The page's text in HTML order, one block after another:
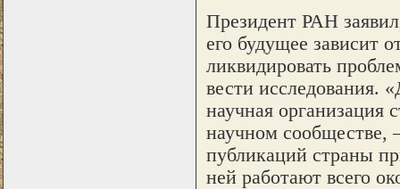
Президент РАН
его будущее зависит
ликвидировать
вести исследования.
научная
научном сообществе,
публикаций страны
ней работают всего